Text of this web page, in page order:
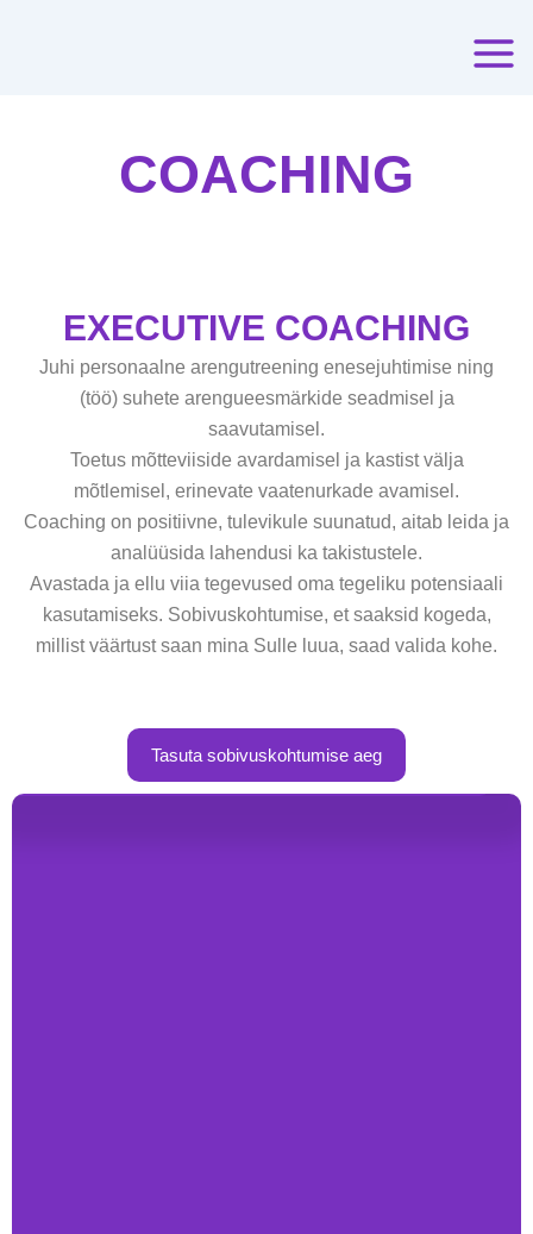
COACHING
EXECUTIVE COACHING
Juhi personaalne arengutreening enesejuhtimise ning
(töö) suhete arengueesmärkide seadmisel ja
saavutamisel.
Toetus mõtteviiside avardamisel ja kastist välja
mõtlemisel, erinevate vaatenurkade avamisel.
Coaching on positiivne, tulevikule suunatud, aitab leida ja
analüüsida lahendusi ka takistustele.
Avastada ja ellu viia tegevused oma tegeliku potensiaali
kasutamiseks. Sobivuskohtumise, et saaksid kogeda,
millist väärtust saan mina Sulle luua, saad valida kohe.
Tasuta sobivuskohtumise aeg